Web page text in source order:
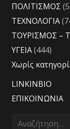
ΠΟΛΙΤΙΣΜΟΣ
ΤΕΧΝΟΛΟΓΙΑ
ΤΟΥΡΙΣΜΟΣ –
ΥΓΕΙΑ(444)
Χωρίς
LINKINBIO
ΕΠΙΚΟΙΝΩΝΙΑ
Αναζήτηση